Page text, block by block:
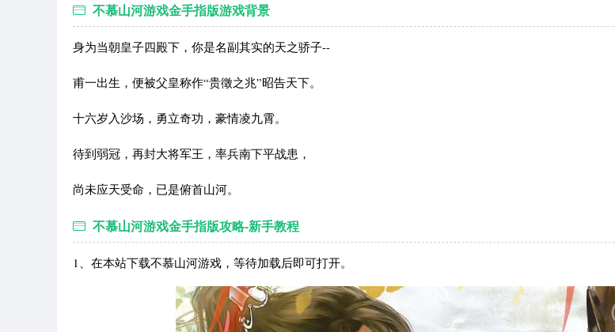
不慕山河游戏金手指版游戏背景
身为当朝皇子四殿下，你是名副其实的天之骄子--
甫一出生，便被父皇称作“贵徵之兆”昭告天下。
十六岁入沙场，勇立奇功，豪情凌九霄。
待到弱冠，再封大将军王，率兵南下平战患，
尚未应天受命，已是俯首山河。
不慕山河游戏金手指版攻略-新手教程
1、在本站下载不慕山河游戏，等待加载后即可打开。